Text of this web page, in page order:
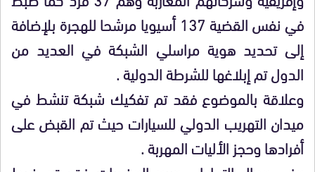
في نفس القضية 137 أسيويا مرشحا للهجرة بلإضافة
إلى تحديد هوية مراسلي الشبكة في العديد من
الدول تم إبلاغها للشرطة الدولية .
وعلاقة بالموضوع فقد تم تفكيك شبكة تنشط في
ميدان التهريب الدولي للسيارات حيث تم القبض على
أفرادها وحجز الأليات المهربة .